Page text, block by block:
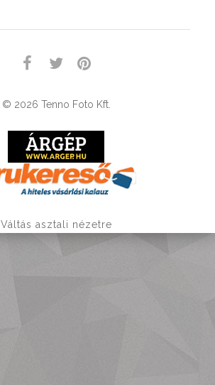
© 2026 Tenno Foto Kft.
Váltás asztali nézetre